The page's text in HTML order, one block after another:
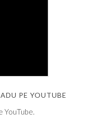
PE YOUTUBE
YouTube.